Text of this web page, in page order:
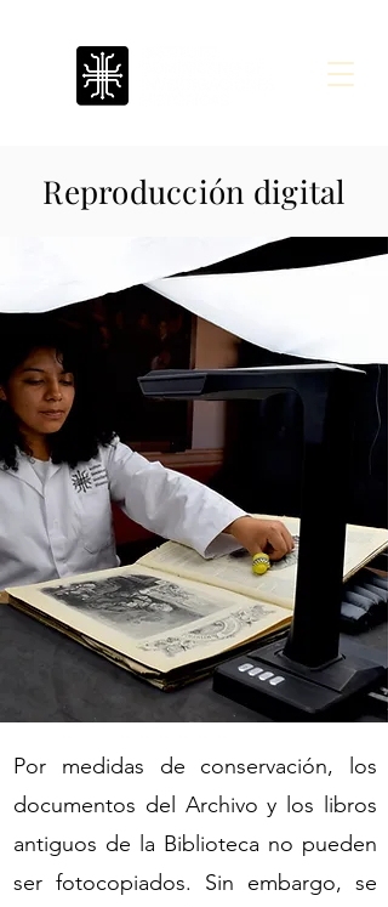
Reproducción digital
Por medidas de conservación, los
documentos del Archivo y los libros
antiguos de la Biblioteca no pueden
ser fotocopiados. Sin embargo, se